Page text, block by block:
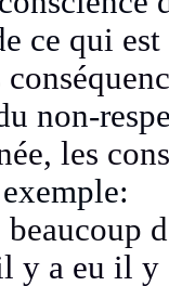
ce qui
non-
les
beaucoup
y a eu il y